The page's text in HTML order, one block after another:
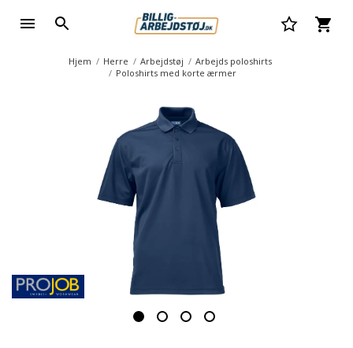
Hjem Herre Arbejdstøj
Arbejds poloshirts
Poloshirts med korte ærmer